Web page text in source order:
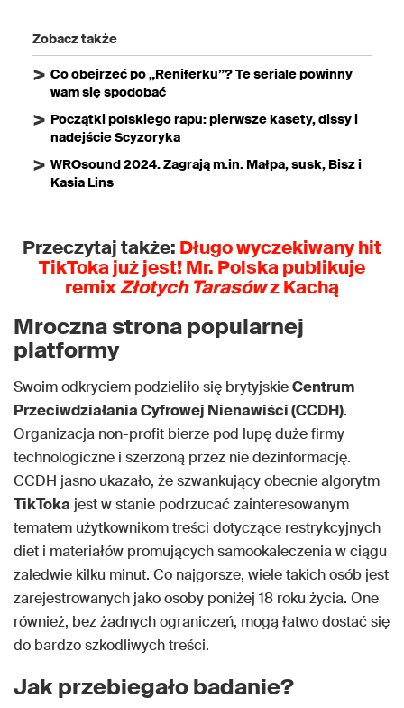
Zobacz także
Co obejrzeć po „Reniferku”? Te seriale powinny
wam się spodobać
Początki polskiego rapu: pierwsze kasety, dissy i
nadejście Scyzoryka
WROsound 2024. Zagrają m.in. Małpa, susk, Bisz i
Kasia Lins
Przeczytaj także: Długo wyczekiwany hit
TikToka już jest! Mr. Polska publikuje
remixZłotych Tarasówz Kachą
Mroczna strona popularnej
platformy
Swoim odkryciem podzieliło się brytyjskieCentrum
Przeciwdziałania Cyfrowej Nienawiści (CCDH).
Organizacja non-profit bierze pod lupę duże firmy
technologiczne i szerzoną przez nie dezinformację.
CCDH jasno ukazało, że szwankujący obecnie algorytm
TikToka jest w stanie podrzucać zainteresowanym
tematem użytkownikom treści dotyczące restrykcyjnych
diet i materiałów promujących samookaleczenia w ciągu
zaledwie kilku minut. Co najgorsze, wiele takich osób jest
zarejestrowanych jako osoby poniżej 18 roku życia. One
również, bez żadnych ograniczeń, mogą łatwo dostać się
do bardzo szkodliwych treści.
Jak przebiegało badanie?